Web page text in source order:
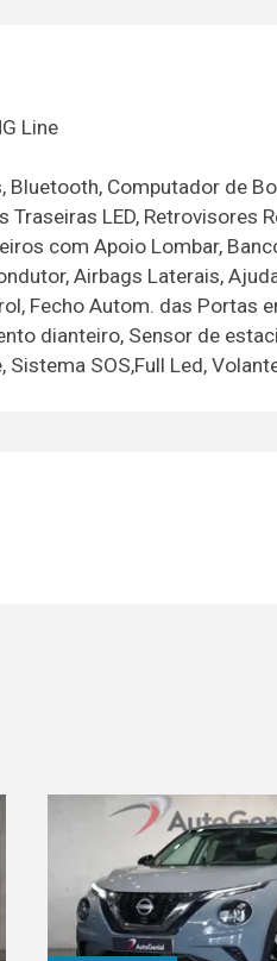
Line
Computador de
Traseiras LED, Retrovisores
com Apoio Lombar,
Airbags Laterais,
Fecho Autom. das Portas
dianteiro, Sensor de
SOS,Full Led,